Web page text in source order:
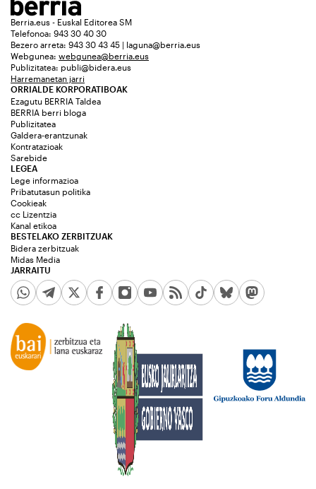
Berria.eus - Euskal Editorea SM
Telefonoa: 943 30 40 30
Bezero arreta: 943 30 43 45 | laguna@berria.eus
Webgunea: webgunea@berria.eus
Publizitatea: publi@bidera.eus
Harremanetan jarri
ORRIALDE KORPORATIBOAK
Ezagutu BERRIA Taldea
BERRIA berri bloga
Publizitatea
Galdera-erantzunak
Kontratazioak
Sarebide
JARRAITU
LEGEA
Lege informazioa
Pribatutasun politika
Cookieak
cc Lizentzia
Kanal etikoa
BESTELAKO ZERBITZUAK
Bidera zerbitzuak
Midas Media